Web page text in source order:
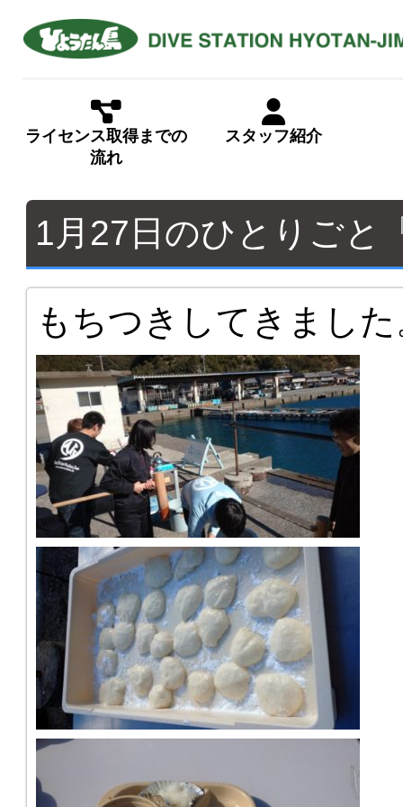
ライセンス取得までの
流れ
スタッフ紹介
1月27日のひとりごと
もちつきしてきまし